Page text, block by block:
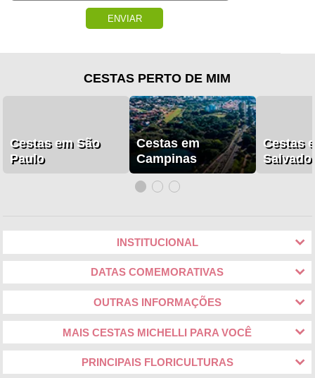
ENVIAR
CESTAS PERTO DE MIM
Cestas em São
Paulo
Cestas em
Campinas
Cestas
INSTITUCIONAL
DATAS COMEMORATIVAS
OUTRAS INFORMAÇÕES
MAIS CESTAS MICHELLI PARA VOCÊ
PRINCIPAIS FLORICULTURAS